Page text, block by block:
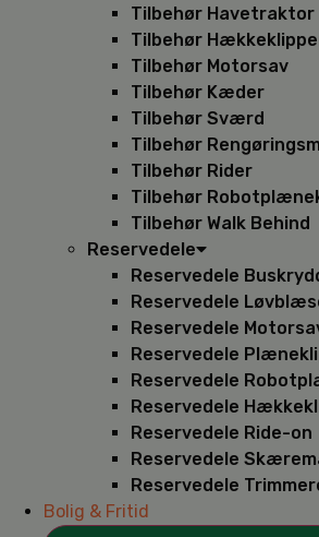
Tilbehør Havetraktor
Tilbehør
Tilbehør Motorsav
Tilbehør Kæder
Tilbehør Sværd
Tilbehør
Tilbehør Rider
Tilbehør
Tilbehør Walk Behind
Reservedele
Reservedele
Reservedele
Reservedele
Reservedele
Reservedele
Reservedele
Reservedele Ride-on
Reservedele
Reservedele
Bolig & Fritid